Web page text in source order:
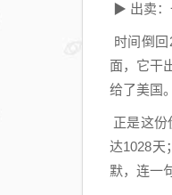
▶ 出卖：
时间倒
面，它干
给了美国。
正是这份
达1028天
默，连一